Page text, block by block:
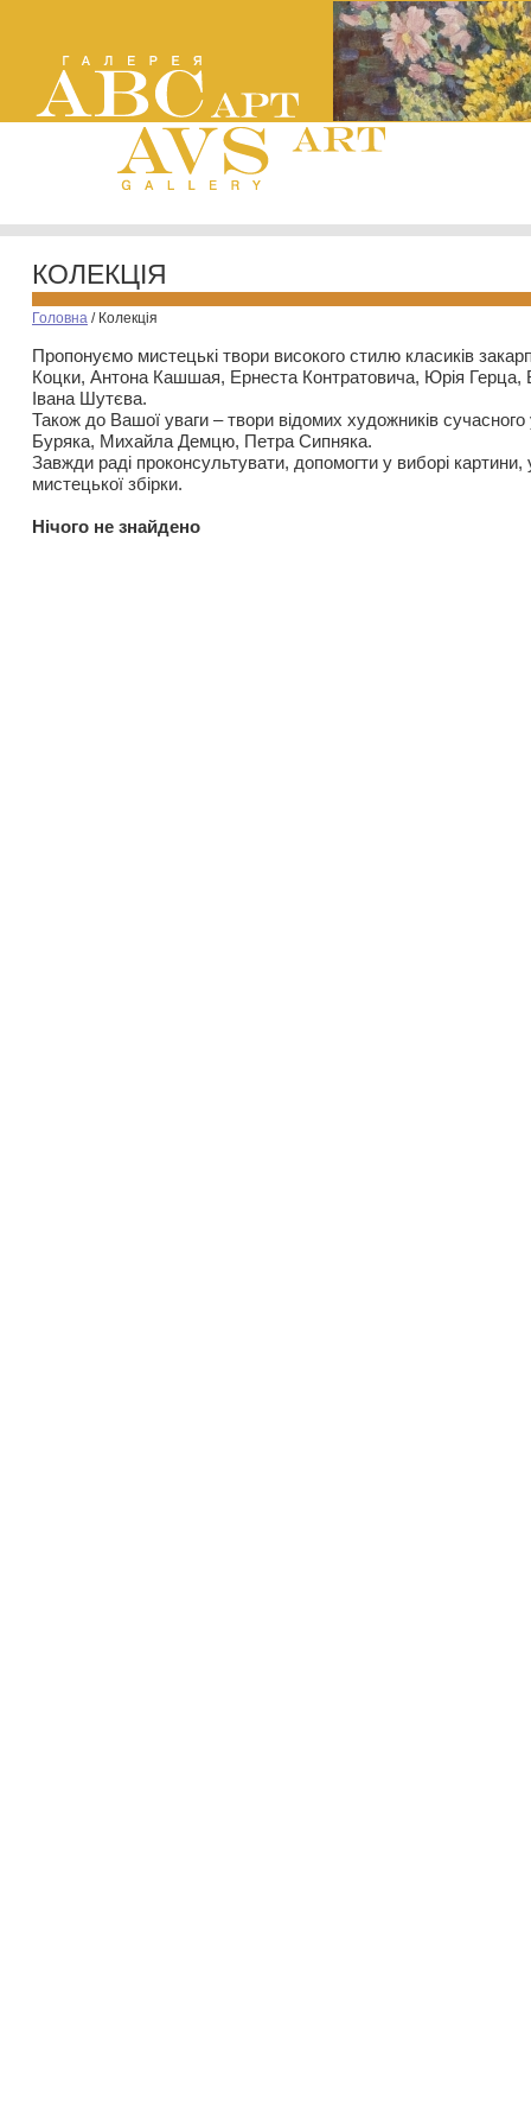
КОЛЕКЦІЯ
Головна / Колекція
Пропонуємо мистецькі твори високого стилю класиків
Коцки, Антона Кашшая, Ернеста Контратовича, Юрія
Івана Шутєва.
Також до Вашої уваги – твори відомих художників
Буряка, Михайла Демцю, Петра Сипняка.
Завжди раді проконсультувати, допомогти у виборі картини,
мистецької збірки.
Нiчого не знайдено